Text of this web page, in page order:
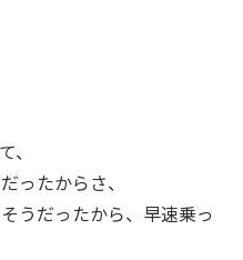
、
ったからさ、
うだったから、早速乗っ